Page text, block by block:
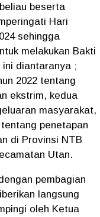
beserta
Hari
sehingga
melakukan Bakti
diantaranya ;
2022 tentang
ekstrim, kedua
masyarakat,
penetapan
di Provinsi NTB
Utan.
pembagian
langsung
oleh Ketua